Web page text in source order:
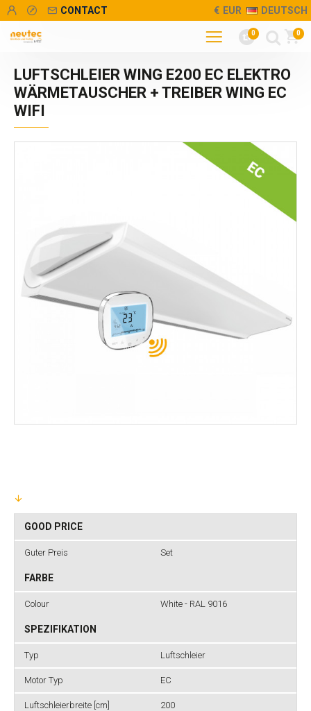
CONTACT € EUR DEUTSCH
0 0
LUFTSCHLEIER WING E200 EC ELEKTRO
WÄRMETAUSCHER + TREIBER WING EC
WIFI
GOOD PRICE
Guter Preis Set
FARBE
Colour White - RAL 9016
SPEZIFIKATION
Typ Luftschleier
Motor Typ EC
Luftschleierbreite [cm] 200